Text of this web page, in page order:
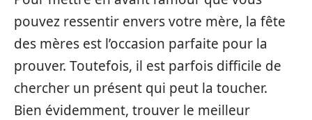
pouvez ressentir envers votre mère, la fête
des mères est l’occasion parfaite pour la
prouver. Toutefois, il est parfois difficile de
chercher un présent qui peut la toucher.
Bien évidemment, trouver le meilleur